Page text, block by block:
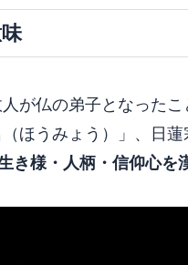
が仏の弟子となった
ほうみょう）」、日
き様・人柄・信仰心を